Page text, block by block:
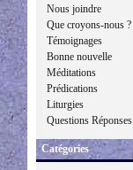
Nous joindre
Que croyons-nous ?
Témoignages
Bonne nouvelle
Méditations
Prédications
Liturgies
Questions Réponses
Catégories